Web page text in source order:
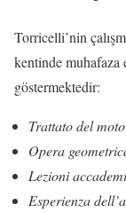
Torricelli’nin
kentinde muhafaza
göstermektedir:
Trattato del moto
Opera
Lezioni
Esperienza